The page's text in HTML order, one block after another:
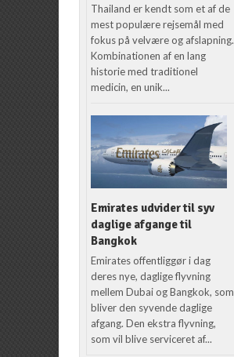
Thailand er kendt som et af de
mest populære rejsemål med
fokus på velvære og afslapning.
Kombinationen af en lang
historie med traditionel
medicin, en unik...
Emirates udvider til syv
daglige afgange til
Bangkok
Emirates offentliggør i dag
deres nye, daglige flyvning
mellem Dubai og Bangkok, som
bliver den syvende daglige
afgang. Den ekstra flyvning,
som vil blive serviceret af...